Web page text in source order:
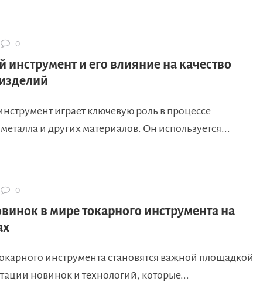
0
инструмент и его влияние на качество
играет ключевую роль в процессе
и других материалов. Он используется...
0
в мире токарного инструмента на
инструмента становятся важной площадкой
новинок и технологий, которые...